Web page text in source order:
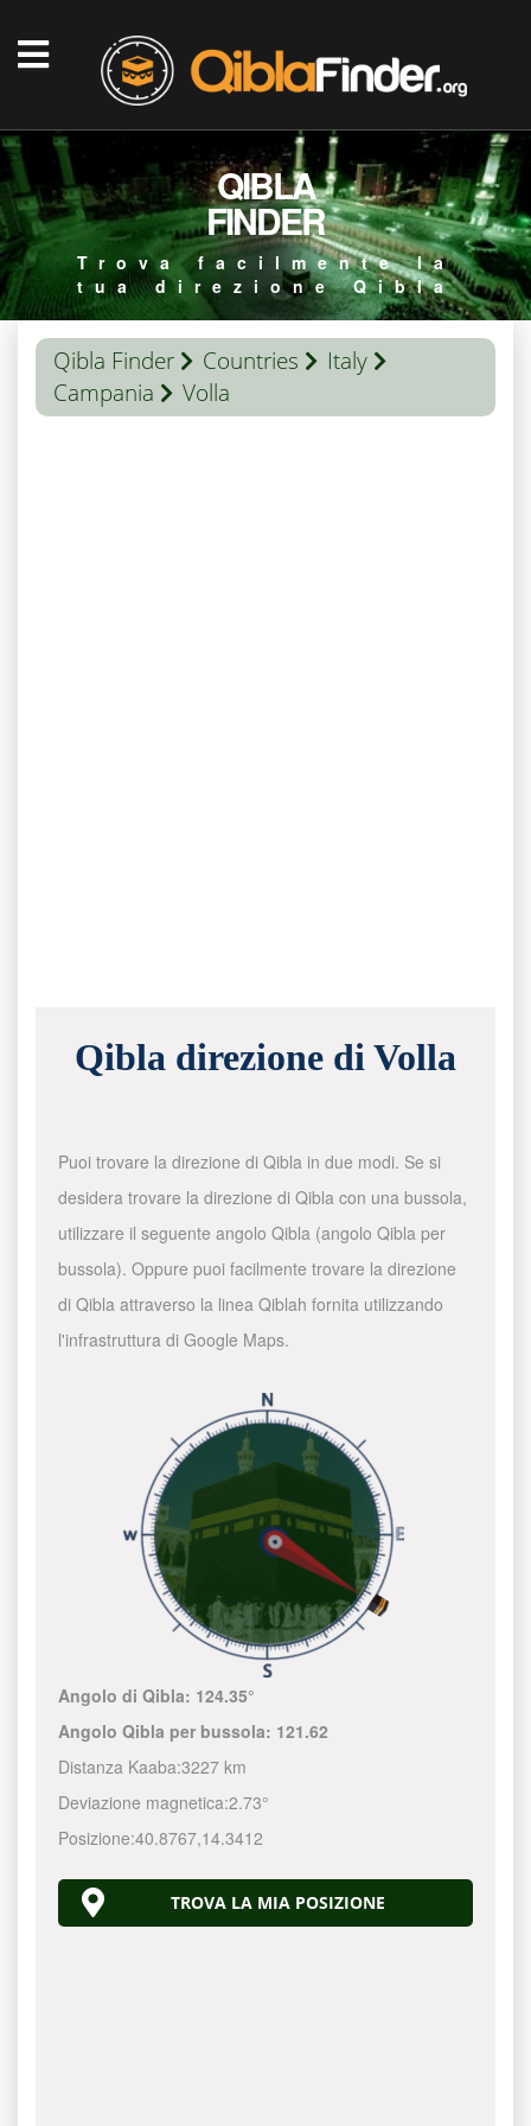
QIBLA
FINDER
Trova facilmente la
tua direzione Qibla
Qibla Finder Countries
Italy
Campania
Volla
Qibla direzione di Volla
Puoi trovare la direzione di Qibla in due modi. Se si
desidera trovare la direzione di Qibla con una bussola,
utilizzare il seguente angolo Qibla (angolo Qibla per
bussola). Oppure puoi facilmente trovare la direzione
di Qibla attraverso la linea Qiblah fornita utilizzando
l'infrastruttura di Google Maps.
Angolo di Qibla: 124.35°
Angolo Qibla per bussola: 121.62
Distanza Kaaba:3227 km
Deviazione magnetica:2.73°
Posizione:40.8767,14.3412
TROVA LA MIA POSIZIONE